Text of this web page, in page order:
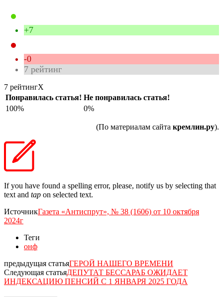
+7
-0
7 рейтинг
7 рейтингX
Понравилась статья! Не понравилась статья!
100%
0%
(По материалам сайта кремлин.ру).
If you have found a spelling error, please, notify us by selecting that
text and tap on selected text.
ИсточникГазета «Антиспрут», № 38 (1606) от 10 октября
2024г
Теги
онф
предыдущая статьяГЕРОЙ НАШЕГО ВРЕМЕНИ
Следующая статьяДЕПУТАТ БЕССАРАБ ОЖИДАЕТ
ИНДЕКСАЦИЮ ПЕНСИЙ С 1 ЯНВАРЯ 2025 ГОДА